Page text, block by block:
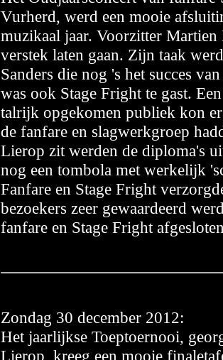
Vurherd, werd een mooie
muzikaal jaar. Voorzitter Martien
verstek laten gaan. Zijn taak
Sanders die nog 's het succes
was ook Stage Fright te gast.
talrijk opgekomen publiek kon
de fanfare en slagwerkgroep
Lierop zit werden de diploma's
nog een tombola met werkelijk
Fanfare en Stage Fright
bezoekers zeer gewaardeerd
fanfare en Stage Fright
Zondag 30 december 2012:
Het jaarlijkse Toeptoernooi,
Lierop, kreeg een mooie